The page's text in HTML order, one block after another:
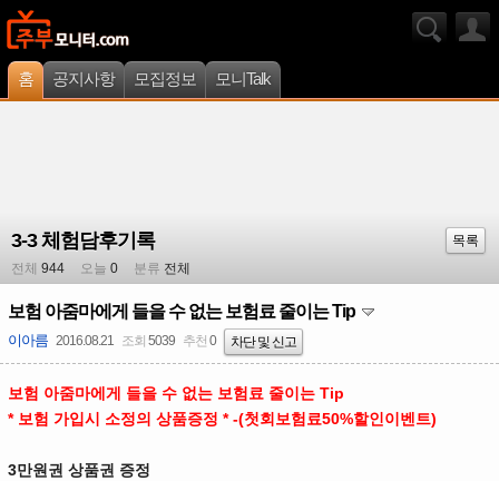
홈 공지사항 모집정보 모니Talk
3-3 체험담후기록
목록
전체 944 오늘 0 분류 전체
보험 아줌마에게 들을 수 없는 보험료 줄이는 Tip
이아름 2016.08.21 조회 5039 추천 0 차단 및 신고
보험 아줌마에게 들을 수 없는 보험료 줄이는 Tip
* 보험 가입시 소정의 상품증정 * -(첫회보험료50%할인이벤트)
3만원권 상품권 증정